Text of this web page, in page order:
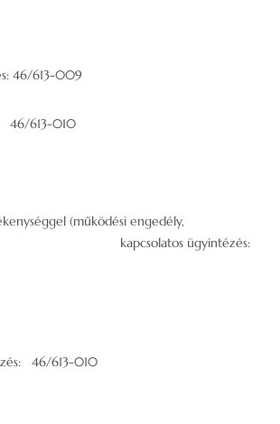
46/613-009
010
(működési engedély,
kapcsolatos ügyintézés:
46/613-010